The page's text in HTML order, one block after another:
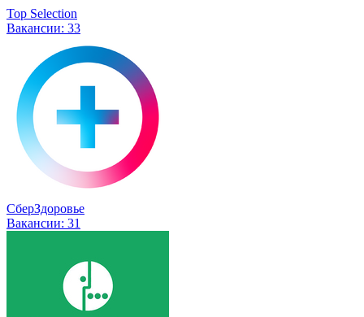
Top Selection
Вакансии: 33
СберЗдоровье
Вакансии: 31